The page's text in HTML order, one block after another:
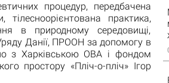
процедур, передбачена
практика,
в природному середовищі,
Данії, ПРООН за допомогу в
з Харківською ОВА і фондом
простору «Пліч-о-пліч» Ігор